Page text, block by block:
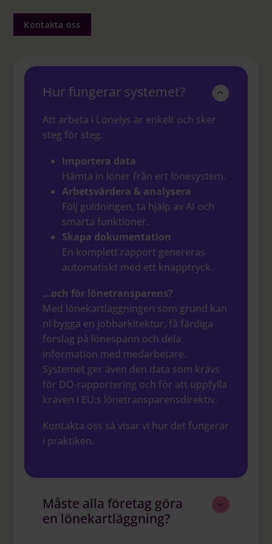
Kontakta oss
Hur fungerar systemet?
Att arbeta i Lönelys är enkelt och sker
steg för steg.
Importera data
Hämta in löner från ert lönesystem.
Arbetsvärdera & analysera
Följ guidningen, ta hjälp av AI och
smarta funktioner.
Skapa dokumentation
En komplett rapport genereras
automatiskt med ett knapptryck.
…och för lönetransparens?
Med lönekartläggningen som grund kan
ni bygga en jobbarkitektur, få färdiga
förslag på lönespann och dela
information med medarbetare.
Systemet ger även den data som krävs
för DO-rapportering och för att uppfylla
kraven i EU:s lönetransparensdirektiv.
Kontakta oss så visar vi hur det fungerar
i praktiken.
Måste alla företag göra
en lönekartläggning?